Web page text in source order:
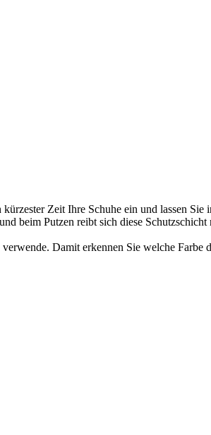
Zeit Ihre Schuhe ein und lassen
beim Putzen reibt sich diese
Damit erkennen Sie welche